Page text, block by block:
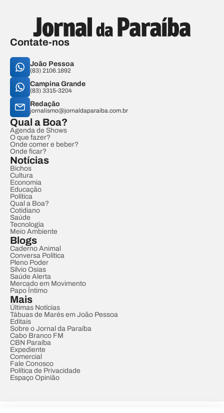
Contate-nos
João Pessoa
(83) 2106.1892
Campina Grande
(83) 3315-3204
Redação
jornalismo@jornaldaparaiba.com.br
Qual a Boa?
Agenda de Shows
O que fazer?
Onde comer e beber?
Onde ficar?
Notícias
Bichos
Cultura
Economia
Educação
Política
Qual a Boa?
Cotidiano
Saúde
Tecnologia
Meio Ambiente
Blogs
Caderno Animal
Conversa Política
Pleno Poder
Sílvio Osias
Saúde Alerta
Mercado em Movimento
Papo Íntimo
Mais
Últimas Notícias
Tábuas de Marés em João Pessoa
Editais
Sobre o Jornal da Paraíba
Cabo Branco FM
CBN Paraíba
Expediente
Comercial
Fale Conosco
Política de Privacidade
Espaço Opinião